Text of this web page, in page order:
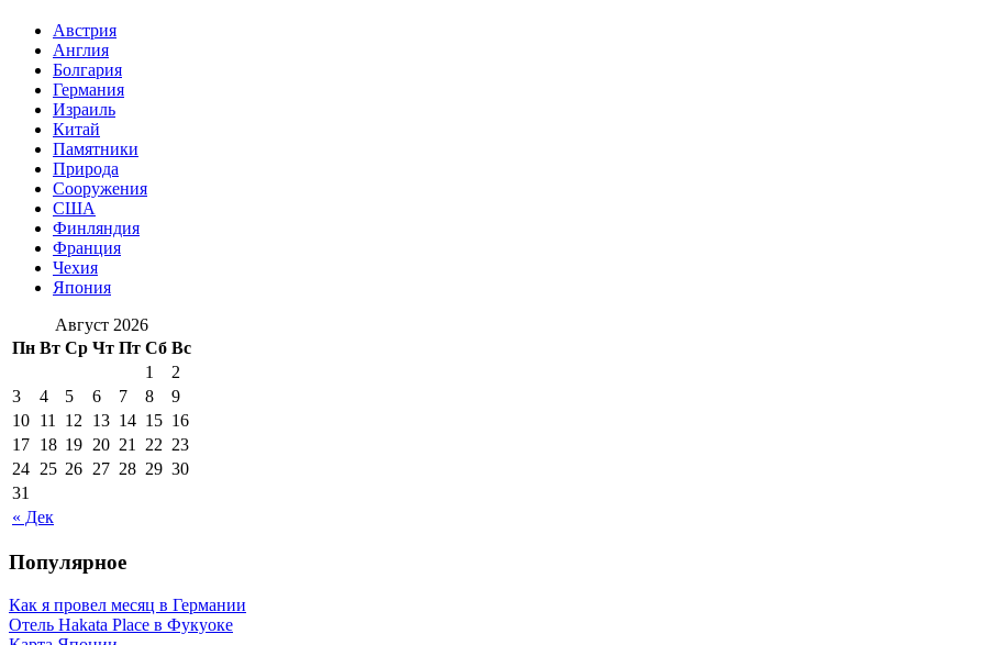
Австрия
Англия
Болгария
Германия
Израиль
Китай
Памятники
Природа
Сооружения
США
Финляндия
Франция
Чехия
Япония
Август 2026
Пн Вт Ср Чт Пт Сб Вс
« Дек
1
2
3
4 5 6 7 8
9
10 11 12 13 14 15 16
17 18 19 20 21 22 23
24 25 26 27 28 29 30
31
Популярное
Как я провел месяц в Германии
Отель Hakata Place в Фукуоке